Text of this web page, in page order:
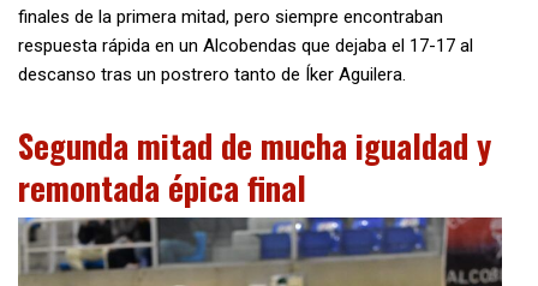
finales de la primera mitad, pero siempre encontraban
respuesta rápida en un Alcobendas que dejaba el 17-17 al
descanso tras un postrero tanto de Íker Aguilera.
Segunda mitad de mucha igualdad y
remontada épica final